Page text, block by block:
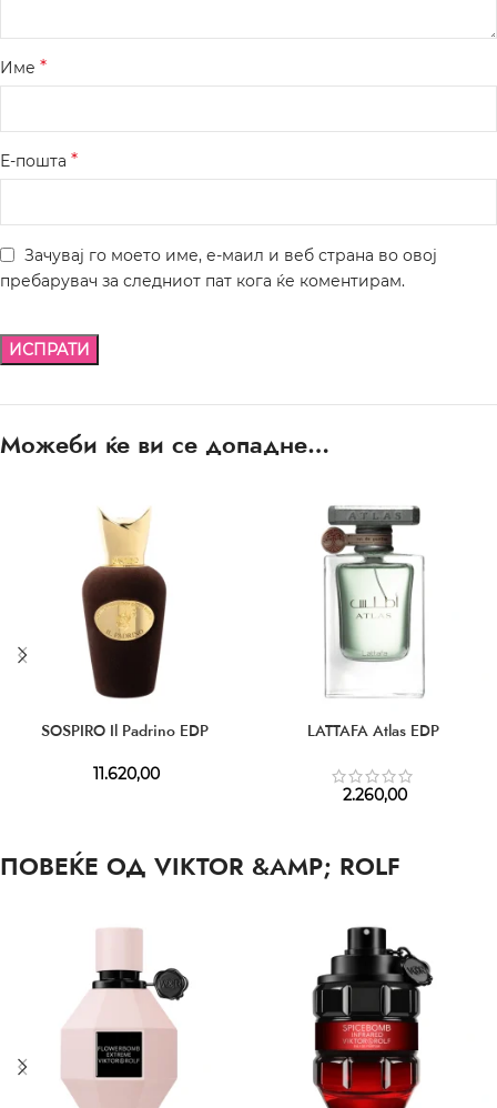
Име *
Е-пошта *
Зачувај го моето име, е-маил и веб страна во овој
пребарувач за следниот пат кога ќе коментирам.
Можеби ќе ви се допадне…
SOSPIRO Il Padrino EDP
11.620,00
LATTAFA Atlas EDP
2.260,00
ПОВЕЌЕ ОД VIKTOR &AMP; ROLF